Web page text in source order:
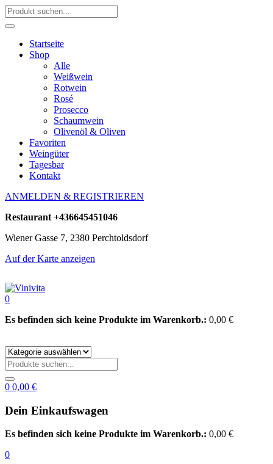
Startseite
Shop
Alle
Weißwein
Rotwein
Rosé
Prosecco
Schaumwein
Olivenöl & Oliven
Favoriten
Weingüter
Tagesbar
Kontakt
ANMELDEN & REGISTRIEREN
Restaurant +436645451046
Wiener Gasse 7, 2380 Perchtoldsdorf
Auf der Karte anzeigen
0
Es befinden sich keine Produkte im Warenkorb.: 0,00 €
0 0,00 €
Dein Einkaufswagen
Es befinden sich keine Produkte im Warenkorb.: 0,00 €
0